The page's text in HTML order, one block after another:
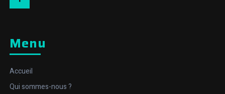
Menu
Accueil
Qui sommes-nous ?